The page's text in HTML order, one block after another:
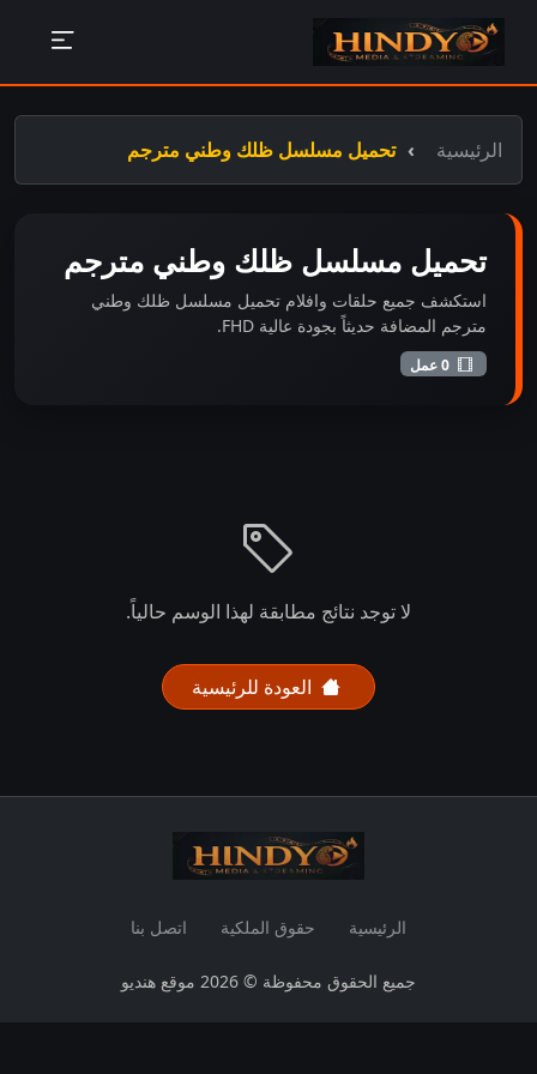
الرئيسية تحميل مسلسل ظلك وطني مترجم
تحميل مسلسل ظلك وطني مترجم
استكشف جميع حلقات وافلام تحميل مسلسل ظلك وطني
مترجم المضافة حديثاً بجودة عالية FHD.
لا توجد نتائج مطابقة لهذا الوسم حالياً.
العودة للرئيسية
الرئيسية حقوق الملكية اتصل بنا
جميع الحقوق محفوظة © 2026 موقع هنديو